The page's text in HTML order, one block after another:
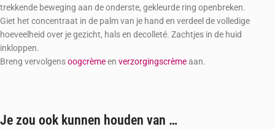
trekkende beweging aan de onderste, gekleurde ring openbreken.
Giet het concentraat in de palm van je hand en verdeel de volledige
hoeveelheid over je gezicht, hals en decolleté. Zachtjes in de huid
inkloppen.
Breng vervolgensoogcrèmeen verzorgingscrèmeaan.
Je zou ook kunnen houden van …